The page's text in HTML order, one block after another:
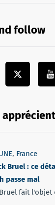
follow
, France
Bruel : ce
passe mal
fait l'objet